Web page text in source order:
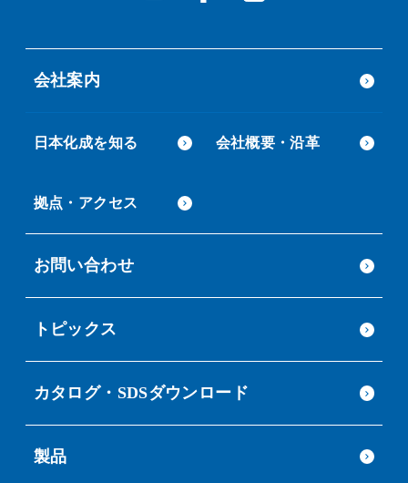
会社案内
日本化成を知る 会社概要・沿革
拠点・アクセス
お問い合わせ
トピックス
カタログ・SDSダウンロード
製品